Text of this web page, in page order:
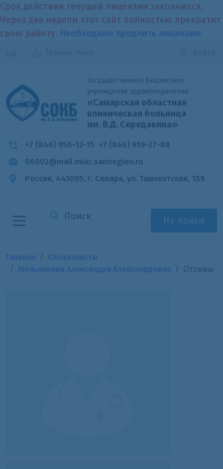
Срок действия текущей лицензии закончился.
Через две недели этот сайт полностью прекратит
свою работу.
Государственное бюджетное
учреждение здравоохранения
«Самарская областная
клиническая больница
им. В.Д. Середавина»
+7 (846) 956-12-15 +7 (846) 959-27-88
06002@mail.miac.samregion.ru
Россия, 443095, г. Самара, ул. Ташкентская, 159
На приём
Отзывы